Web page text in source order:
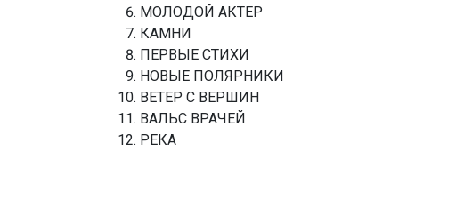
МОЛОДОЙ АКТЕР
КАМНИ
ПЕРВЫЕ СТИХИ
НОВЫЕ ПОЛЯРНИКИ
ВЕТЕР С ВЕРШИН
ВАЛЬС ВРАЧЕЙ
РЕКА